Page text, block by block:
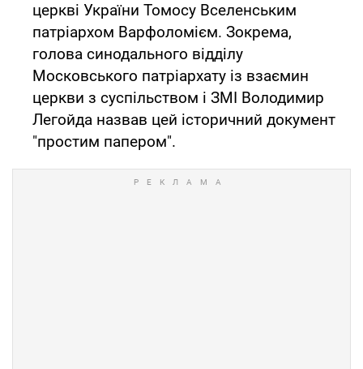
церкві України Томосу Вселенським
патріархом Варфоломієм. Зокрема,
голова синодального відділу
Московського патріархату із взаємин
церкви з суспільством і ЗМІ Володимир
Легойда назвав цей історичний документ
"простим папером".